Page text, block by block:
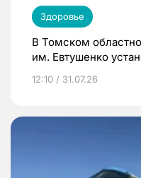
Здоровье
В Томском
им. Евтушенко
12:10 / 31.07.26